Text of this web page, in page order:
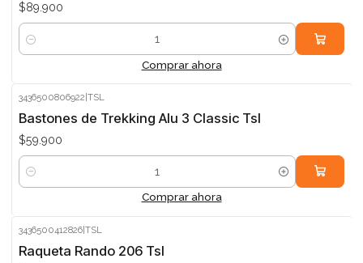
$89.900
Cantidad
Comprar ahora
3436500806922 |TSL
Bastones de Trekking Alu 3 Classic Tsl
$59.900
Cantidad
Comprar ahora
3436500412826 |TSL
Raqueta Rando 206 Tsl